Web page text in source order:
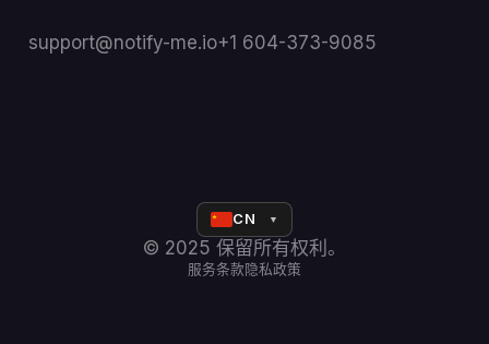
support@notify-me.io+1 604-373-9085
CN ▼
© 2025 保留所有权利。
服务条款 隐私政策